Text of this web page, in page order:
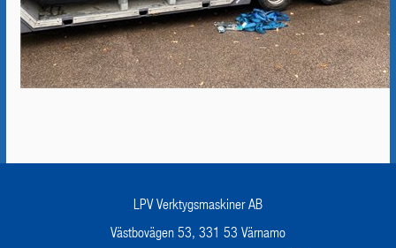
LPV Verktygsmaskiner AB
Västbovägen 53, 331 53 Värnamo